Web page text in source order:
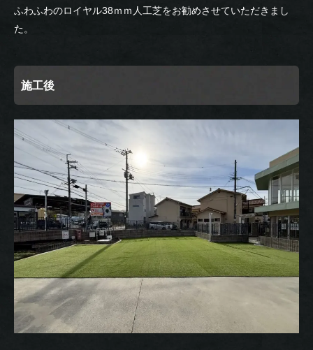
ふわふわのロイヤル38ｍｍ人工芝をお勧めさせていただきまし
た。
施工後